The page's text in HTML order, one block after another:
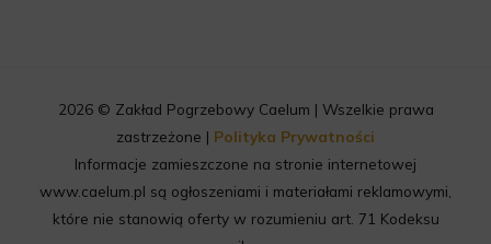
2026 © Zakład Pogrzebowy Caelum | Wszelkie prawa
zastrzeżone | Polityka Prywatności
Informacje zamieszczone na stronie internetowej
www.caelum.pl są ogłoszeniami i materiałami reklamowymi,
które nie stanowią oferty w rozumieniu art. 71 Kodeksu